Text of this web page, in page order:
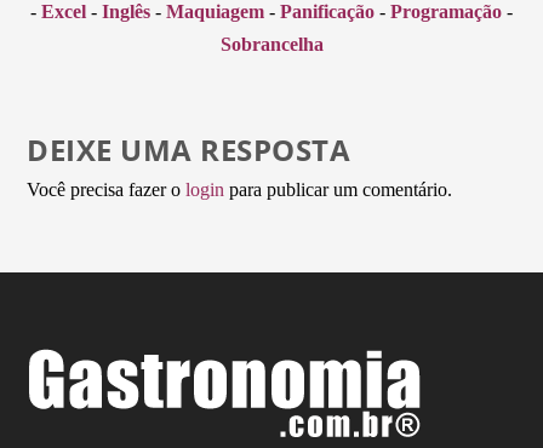
- Excel - Inglês - Maquiagem - Panificação - Programação -
Sobrancelha
DEIXE UMA RESPOSTA
Você precisa fazer ologin para publicar um comentário.